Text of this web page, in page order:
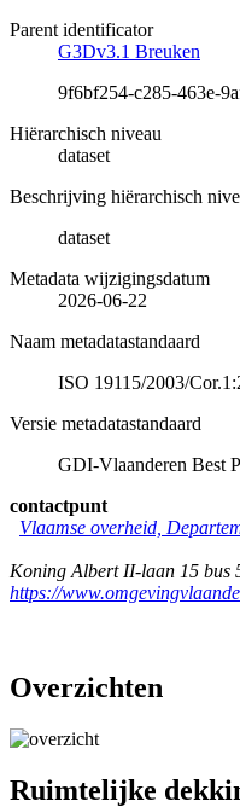
Parent identificator
G3Dv3.1 Breuken
9f6bf254-c285-463e-
Hiërarchisch niveau
dataset
Beschrijving hiërarchisch
dataset
Metadata wijzigingsdatum
2026-06-22
Naam metadatastandaard
ISO 19115/2003/
Versie metadatastandaard
GDI-Vlaanderen Best
contactpunt
Vlaamse overheid,
Koning Albert II-laan 15 bus
https://
Overzichten
Ruimtelijke